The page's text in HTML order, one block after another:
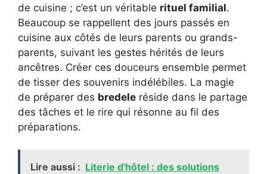
de cuisine ; c’est un véritable rituel familial.
Beaucoup se rappellent des jours passés en
cuisine aux côtés de leurs parents ou grands-
parents, suivant les gestes hérités de leurs
ancêtres. Créer ces douceurs ensemble permet
de tisser des souvenirs indélébiles. La magie
de préparer des bredele réside dans le partage
des tâches et le rire qui résonne au fil des
préparations.
Lire aussi : Literie d'hôtel : des solutions